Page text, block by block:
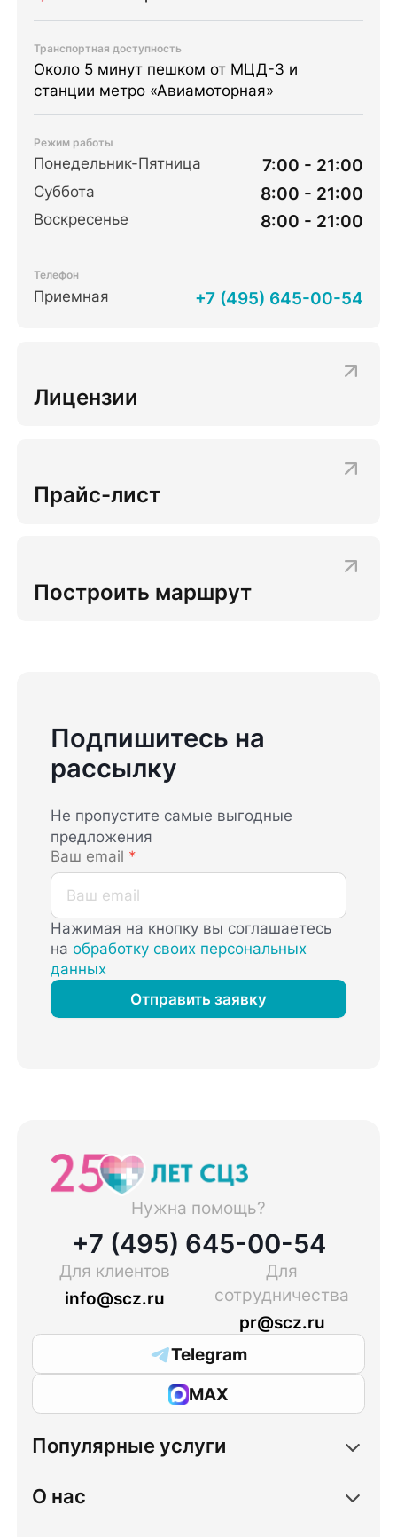
Транспортная доступность
Около 5 минут пешком от МЦД-3 и
станции метро «Авиамоторная»
Режим работы
Понедельник-Пятница 7:00 - 21:00
Суббота 8:00 - 21:00
Воскресенье 8:00 - 21:00
Телефон
Приемная +7 (495) 645-00-54
Лицензии
Прайс-лист
Построить маршрут
Подпишитесь на
рассылку
Не пропустите самые выгодные
предложения
Ваш email *
Нажимая на кнопку вы соглашаетесь
наобработку своих персональных
данных
Отправить заявку
Нужна помощь?
+7 (495) 645-00-54
Для клиентов
info@scz.ru
Для
сотрудничества
pr@scz.ru
Telegram
MAX
Популярные услуги
О нас